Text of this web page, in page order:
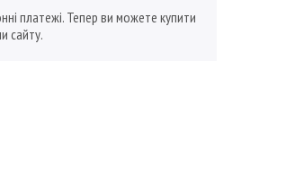
платежі. Тепер ви можете купити
сайту.